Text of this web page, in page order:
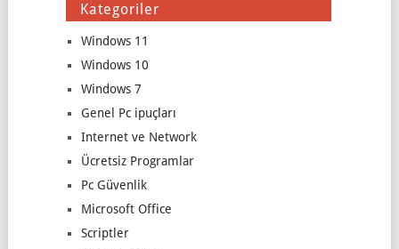
Kategoriler
Windows 11
Windows 10
Windows 7
Genel Pc ipuçları
Internet ve Network
Ücretsiz Programlar
Pc Güvenlik
Microsoft Office
Scriptler